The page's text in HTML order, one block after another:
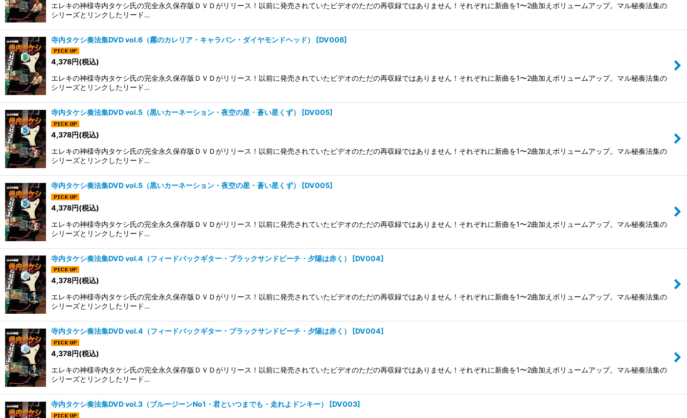
エレキの神様寺内タケシ氏の完全永久保存版ＤＶＤがリリース！以前に発売されていたビデオのただの再収録ではありません！それぞれに新曲を1〜2曲加えボリュームアップ。マル秘奏法集の
シリーズとリンクしたリード…
寺内タケシ奏法集DVD vol.6（霧のカレリア・キャラバン・ダイヤモンドヘッド） [DV006]
4,378円(税込)
エレキの神様寺内タケシ氏の完全永久保存版ＤＶＤがリリース！以前に発売されていたビデオのただの再収録ではありません！それぞれに新曲を1〜2曲加えボリュームアップ。マル秘奏法集の
シリーズとリンクしたリード…
寺内タケシ奏法集DVD vol.5（黒いカーネーション・夜空の星・蒼い星くず） [DV005]
4,378円(税込)
エレキの神様寺内タケシ氏の完全永久保存版ＤＶＤがリリース！以前に発売されていたビデオのただの再収録ではありません！それぞれに新曲を1〜2曲加えボリュームアップ。マル秘奏法集の
シリーズとリンクしたリード…
寺内タケシ奏法集DVD vol.5（黒いカーネーション・夜空の星・蒼い星くず） [DV005]
4,378円(税込)
エレキの神様寺内タケシ氏の完全永久保存版ＤＶＤがリリース！以前に発売されていたビデオのただの再収録ではありません！それぞれに新曲を1〜2曲加えボリュームアップ。マル秘奏法集の
シリーズとリンクしたリード…
寺内タケシ奏法集DVD vol.4（フィードバックギター・ブラックサンドビーチ・夕陽は赤く） [DV004]
4,378円(税込)
エレキの神様寺内タケシ氏の完全永久保存版ＤＶＤがリリース！以前に発売されていたビデオのただの再収録ではありません！それぞれに新曲を1〜2曲加えボリュームアップ。マル秘奏法集の
シリーズとリンクしたリード…
寺内タケシ奏法集DVD vol.4（フィードバックギター・ブラックサンドビーチ・夕陽は赤く） [DV004]
4,378円(税込)
エレキの神様寺内タケシ氏の完全永久保存版ＤＶＤがリリース！以前に発売されていたビデオのただの再収録ではありません！それぞれに新曲を1〜2曲加えボリュームアップ。マル秘奏法集の
シリーズとリンクしたリード…
寺内タケシ奏法集DVD vol.3（ブルージーンNo1・君といつまでも・走れよドンキー） [DV003]